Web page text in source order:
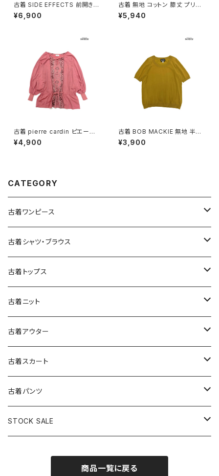
古着 SIDE EFFECTS 前開き
総柄 レオパード柄 長袖 ニット
アウター ベージュ (ttu250905
¥6,900
古着 無地 コットン 膝丈 プリー
ツ スカート ベージュ 生成り (b
a2607005)
¥5,940
古着 pierre cardin ピエール・
カルダン リボン 総柄 カットソー
長袖 ブラウス サーモンピンク (t
¥4,900
古着 BOB MACKIE 無地 半袖
ニット マスタード 黄 (ttu25090
76)
¥3,900
CATEGORY
古着ワンピース
古着長袖ワンピース
古着半袖ワンピース
古着ノースリーブワンピース
古着キャミソールワンピース
古着ベアトップワンピース
古着オールインワン
古着オーバーオール
古着シャツ・ブラウス
古着長袖シャツ・ブラウス
古着半袖シャツ・ブラウス
古着ノースリーブシャツ・ブラウス
古着トップス
古着スウェット&パーカー
古着スウェット
古着パーカー
古着プルオーバー
古着長袖プルオーバー
古着半袖プルオーバー
古着Ｔシャツ
古着長袖Ｔシャツ
古着半袖Ｔシャツ
古着ベスト
古着キャミソール
古着ニット
古着セーター
古着カーディガン
古着半袖ニット
古着ニットアウター
古着アウター
古着ライトジャケット
古着ライトコート
古着ヘビージャケット
古着スカート
古着ロング丈スカート (丈76cm-)
古着膝丈スカート (丈56-75cm)
古着パンツ
古着ロング丈パンツ
STOCK SALE
商品一覧に戻る